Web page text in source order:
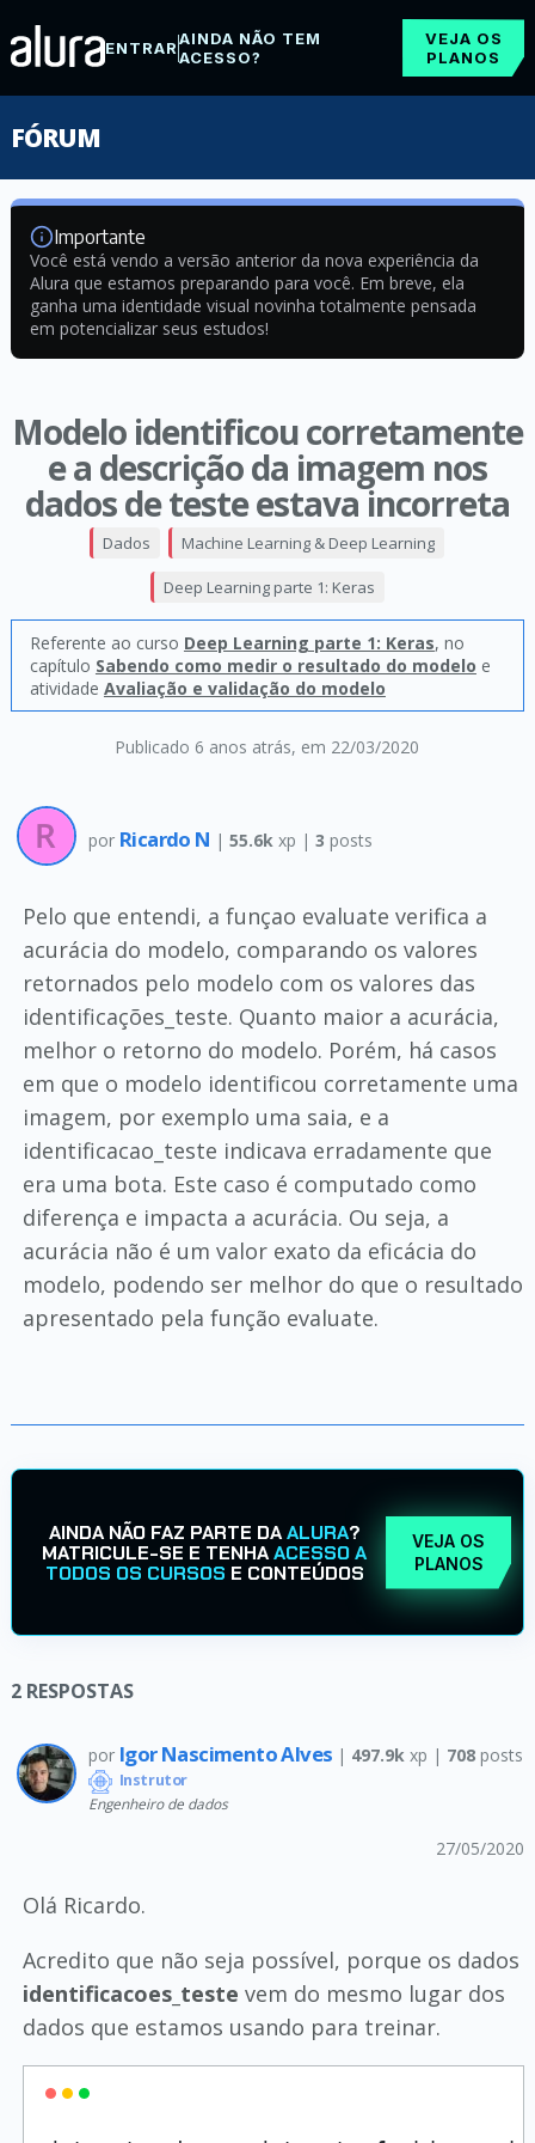
ENTRARAINDA NÃO TEM
ACESSO?
VEJA OS
PLANOS
FÓRUM
Importante
Você está vendo a versão anterior da nova experiência da
Alura que estamos preparando para você. Em breve, ela
ganha uma identidade visual novinha totalmente pensada
em potencializar seus estudos!
Modelo identificou corretamente
e a descrição da imagem nos
dados de teste estava incorreta
Publicado 6 anos atrás, em 22/03/2020
Dados Machine Learning & Deep Learning
Deep Learning parte 1: Keras
Referente ao curso Deep Learning parte 1: Keras, no
capítulo Sabendo como medir o resultado do modelo e
atividade Avaliação e validação do modelo
por Ricardo N | 55.6k xp | 3 posts
Pelo que entendi, a funçao evaluate verifica a
acurácia do modelo, comparando os valores
retornados pelo modelo com os valores das
identificações_teste. Quanto maior a acurácia,
melhor o retorno do modelo. Porém, há casos
em que o modelo identificou corretamente uma
imagem, por exemplo uma saia, e a
identificacao_teste indicava erradamente que
era uma bota. Este caso é computado como
diferença e impacta a acurácia. Ou seja, a
acurácia não é um valor exato da eficácia do
modelo, podendo ser melhor do que o resultado
apresentado pela função evaluate.
AINDA NÃO FAZ PARTE DAALURA?
MATRICULE-SE E TENHAACESSO A
TODOS OS CURSOS E CONTEÚDOS
VEJA OS
PLANOS
2 RESPOSTAS
por Igor Nascimento Alves | 497.9kxp | 708posts
Instrutor
Engenheiro de dados
27/05/2020
Olá Ricardo.
Acredito que não seja possível, porque os dados
identificacoes_teste vem do mesmo lugar dos
dados que estamos usando para treinar.